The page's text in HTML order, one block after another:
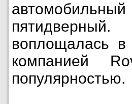
воплощалась в
компанией
популярностью.